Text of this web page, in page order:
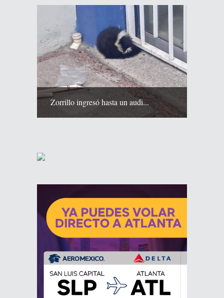
Zorrillo ingresó hasta un audi...